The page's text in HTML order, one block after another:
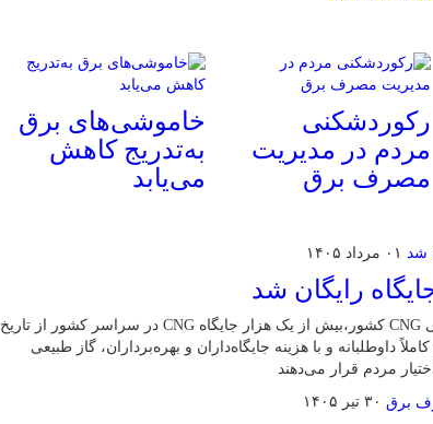
رکوردشکنی
مردم در مدیریت
مصرف برق
خاموشی‌های برق
به‌تدریج کاهش
می‌یابد
۰۱ مرداد ۱۴۰۵
به گفته رئیس هیئت‌مدیره انجمن صنفی CNG کشور،بیش از یک هزار جایگاه CNG در سراسر کشور از تاریخ
داوطلبانه و با هزینه جایگاه‌داران و بهره‌برداران، گاز طبیعی
۳۰ تیر ۱۴۰۵